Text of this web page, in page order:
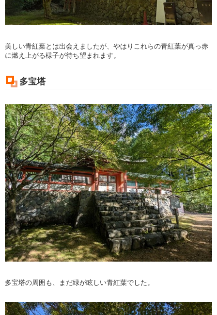
美しい青紅葉とは出会えましたが、やはりこれらの青紅葉が真っ赤
に燃え上がる様子が待ち望まれます。
多宝塔
多宝塔の周囲も、まだ緑が眩しい青紅葉でした。